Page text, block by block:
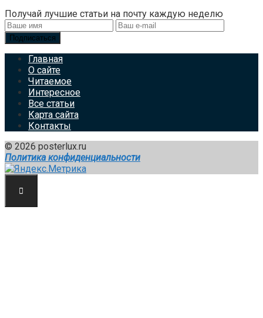
Получай лучшие статьи на почту каждую неделю
Подписаться
Главная
О сайте
Читаемое
Интересное
Все статьи
Карта сайта
Контакты
© 2026 posterlux.ru
Политика конфиденциальности